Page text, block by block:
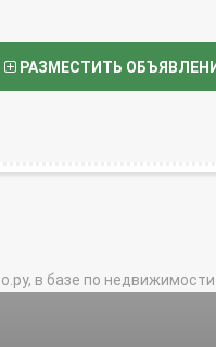
РАЗМЕСТИТЬ
в базе по